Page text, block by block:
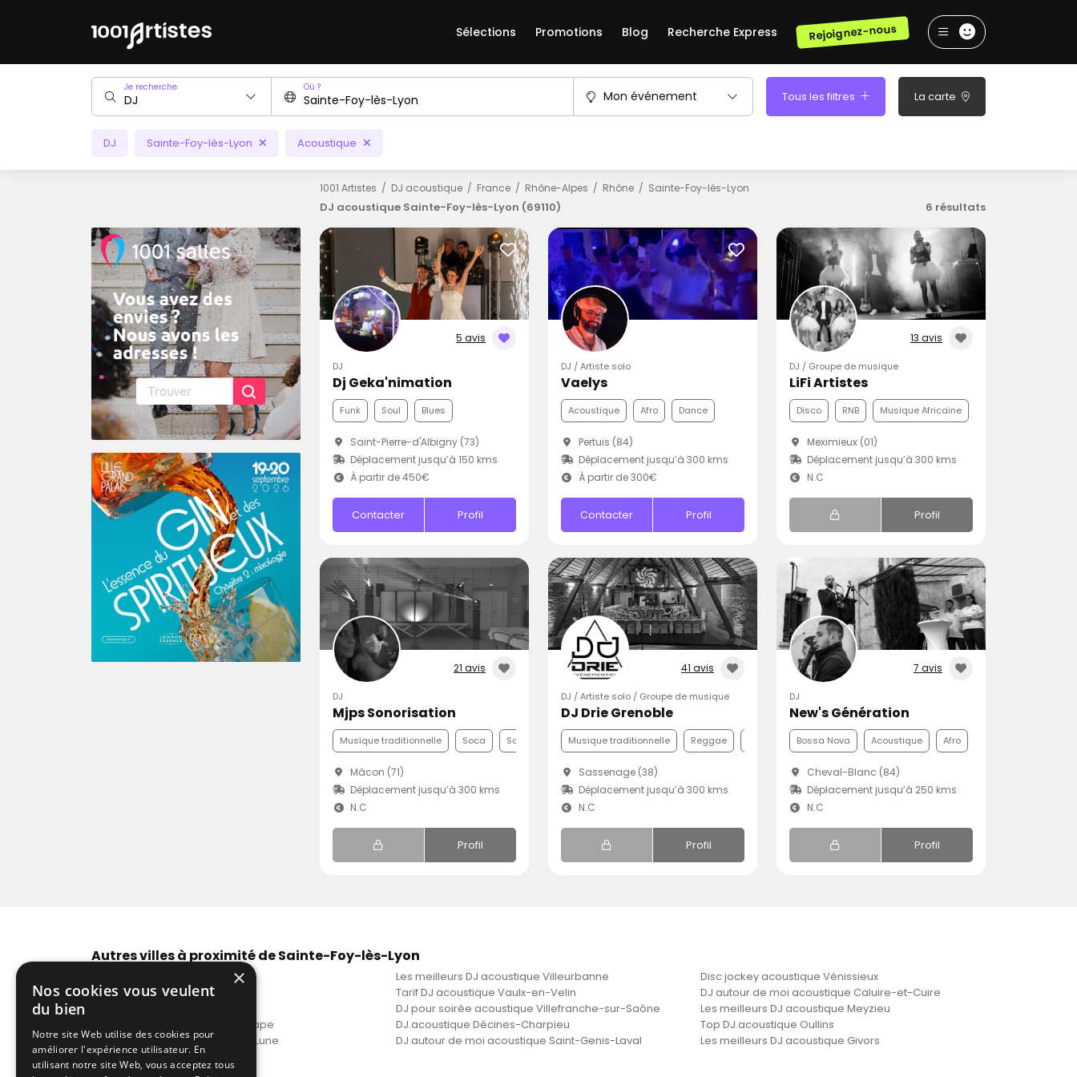
Sélections Promotions Blog Recherche Express Rejoignez-nous
Je recherche Où ?
Mon événement Tous les filtres La carte
DJ Sainte-Foy-lès-Lyon Acoustique
1001 Artistes DJ acoustique France Rhône-Alpes Rhône Sainte-Foy-lès-Lyon
DJ acoustique Sainte-Foy-lès-Lyon (69110) 6 résultats
5 avis
DJ
Dj Geka'nimation
Funk Soul Blues
Saint-Pierre-d'Albigny (73)
Déplacement jusqu’à 150 kms
À partir de 450€
Contacter Profil
DJ / Artiste solo
Vaelys
Acoustique Afro Dance
Pertuis (84)
Déplacement jusqu’à 300 kms
À partir de 300€
Contacter Profil
13 avis
DJ / Groupe de musique
LiFi Artistes
Disco RNB Musique Africaine
Meximieux (01)
Déplacement jusqu’à 300 kms
N.C
Profil
21 avis
DJ
Mjps Sonorisation
Musique traditionnelle Soca Samba
Mâcon (71)
Déplacement jusqu’à 300 kms
N.C
Profil
41 avis
DJ / Artiste solo / Groupe de musique
DJ Drie Grenoble
Musique traditionnelle Reggae
Sassenage (38)
Déplacement jusqu’à 300 kms
N.C
Profil
7 avis
DJ
New's Génération
Bossa Nova Acoustique Afro
Cheval-Blanc (84)
Déplacement jusqu’à 250 kms
N.C
Profil
Autres villes à proximité de Sainte-Foy-lès-Lyon
Location DJ acoustique Lyon Les meilleurs DJ acoustique Villeurbanne
Disc jockey acoustique Vénissieux
Tarif DJ acoustique Saint-Priest
Tarif DJ acoustique Vaulx-en-Velin
DJ autour de moi acoustique Caluire-et-Cuire
DJ pour soirée acoustique Villefranche-sur-Saône
Les meilleurs DJ acoustique Meyzieu
DJ tarif acoustique Rillieux-la-Pape
DJ acoustique Décines-Charpieu
Top DJ acoustique Oullins
DJ acoustique Tassin-la-Demi-Lune
DJ autour de moi acoustique Saint-Genis-Laval
Les meilleurs DJ acoustique Givors
Voir plus
×
Nos cookies vous veulent
du bien
Notre site Web utilise des cookies pour
améliorer l'expérience utilisateur. En
utilisant notre site Web, vous acceptez tous